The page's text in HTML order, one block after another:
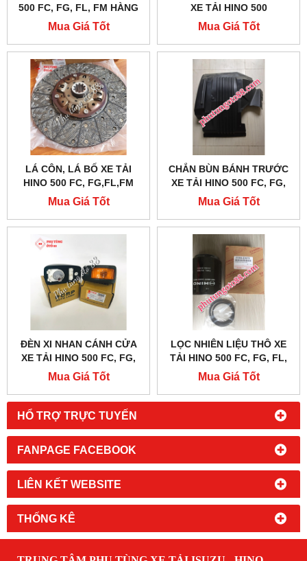
HỔ TRỢ TRỰC TUYẾN
FANPAGE FACEBOOK
LIÊN KẾT WEBSITE
THỐNG KÊ
500 FC, FG, FL, FM HÀNG
TỐT, GIÁ RẺ
Mua Giá Tốt
XE TẢI HINO 500
Mua Giá Tốt
LÁ CÔN, LÁ BỐ XE TẢI
HINO 500 FC, FG,FL,FM
Mua Giá Tốt
CHẮN BÙN BÁNH TRƯỚC
XE TẢI HINO 500 FC, FG,
FL, FM
Mua Giá Tốt
ĐÈN XI NHAN CÁNH CỬA
XE TẢI HINO 500 FC, FG,
FL, FM
Mua Giá Tốt
LỌC NHIÊN LIỆU THÔ XE
TẢI HINO 500 FC, FG, FL,
FM
Mua Giá Tốt